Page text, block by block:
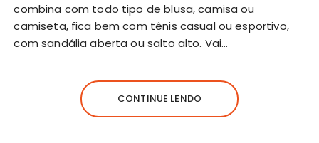
combina com todo tipo de blusa, camisa ou
camiseta, fica bem com tênis casual ou esportivo,
com sandália aberta ou salto alto. Vai…
CONTINUE LENDO